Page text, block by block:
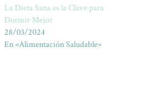
La Dieta Sana es la Clave para
Dormir Mejor
28/03/2024
En «Alimentación Saludable»